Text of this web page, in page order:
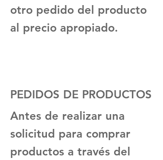
otro pedido del producto
al precio apropiado.
PEDIDOS DE PRODUCTOS
Antes de realizar una
solicitud para comprar
productos a través del